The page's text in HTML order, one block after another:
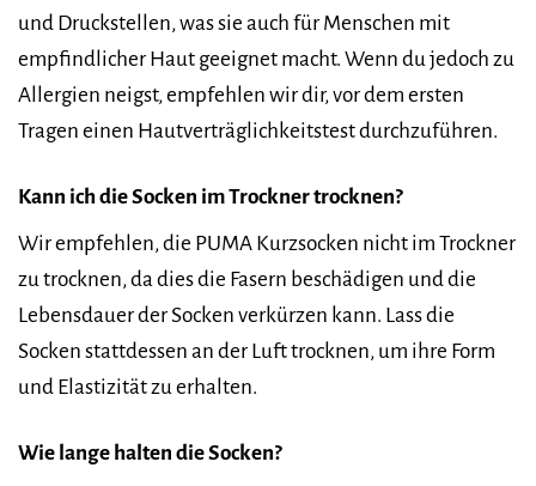
und Druckstellen, was sie auch für Menschen mit
empfindlicher Haut geeignet macht. Wenn du jedoch zu
Allergien neigst, empfehlen wir dir, vor dem ersten
Tragen einen Hautverträglichkeitstest durchzuführen.
Kann ich die Socken im Trockner trocknen?
Wir empfehlen, die PUMA Kurzsocken nicht im Trockner
zu trocknen, da dies die Fasern beschädigen und die
Lebensdauer der Socken verkürzen kann. Lass die
Socken stattdessen an der Luft trocknen, um ihre Form
und Elastizität zu erhalten.
Wie lange halten die Socken?